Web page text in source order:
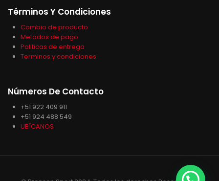
Términos Y Condiciones
Cambio de producto
Metodos de pago
Politicas de entrega
Terminos y condiciones
Números De Contacto
+51 922 409 911
+51 924 488 549
UBÍCANOS